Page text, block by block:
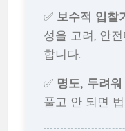
✅ 보수적 입찰
성을 고려, 안
합니다.
✅ 명도, 두려
풀고 안 되면